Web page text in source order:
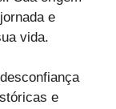
e
vida.
e